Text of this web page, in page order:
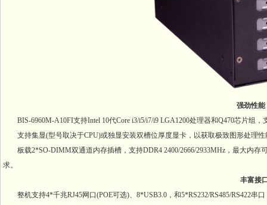
强劲性能
BIS-6960M-A10FI支持Intel 10代Core i3/i5/i7/i9 LGA1200处理器和Q470芯片组
支持集显(型号取决于CPU)或独显安装双槽位厚度显卡，以获取极致图形处理性
板载2*SO-DIMM双通道内存插槽，支持DDR4 2400/2666/2933MHz，最大内存
求。
丰富接
整机支持4*千兆RJ45网口(POE可选)、8*USB3.0，和5*RS232/RS485/RS422串